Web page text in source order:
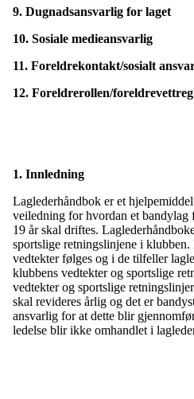
9. Dugnadsansvarlig for laget
10. Sosiale medieansvarlig
11. Foreldrekontakt/sosialt
12. Foreldrerollen/
1. Innledning
Laglederhåndbok er et
veiledning for hvordan et bandylag
19 år skal driftes.
sportslige retningslinjene i
vedtekter følges og i de tilfeller
klubbens vedtekter og sportslige
vedtekter og sportslige
skal revideres årlig og det er
ansvarlig for at dette blir
ledelse blir ikke omhandlet i